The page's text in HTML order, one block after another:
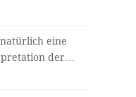
eine
der…